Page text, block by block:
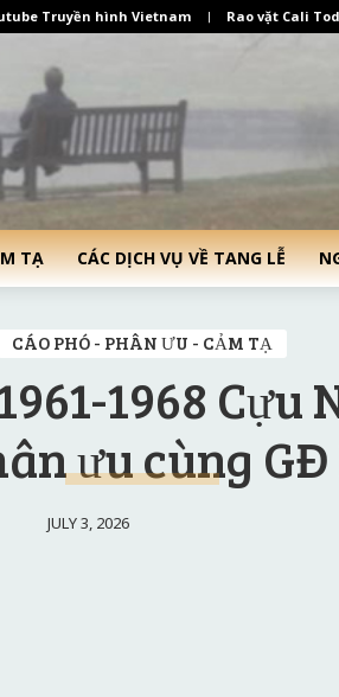
Truyền hình Vietnam Rao vặt Cali
TẠ CÁC DỊCH VỤ VỀ TANG LỄ
CÁO PHÓ - PHÂN ƯU - CẢM TẠ
1968 Cựu
ưu cùng
JULY 3, 2026